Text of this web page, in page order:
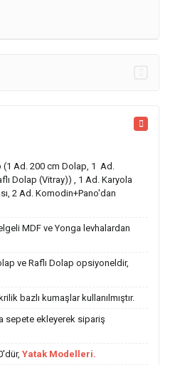
(1 Ad. 200 cm Dolap, 1 Ad.
Dolap (Vitray)) , 1 Ad. Karyola
2 Ad. Komodin+Pano'dan
MDF ve Yonga levhalardan
ve Raflı Dolap opsiyoneldir,
bazlı kumaşlar kullanılmıştır.
sepete ekleyerek sipariş
Yatak Modelleri.